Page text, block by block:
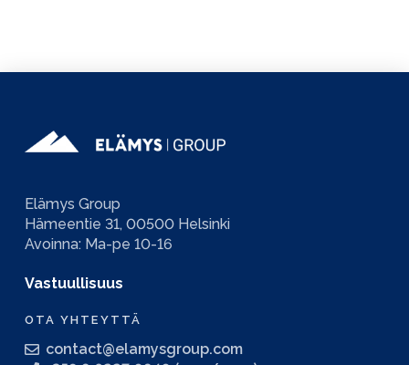
Elämys Group
Hämeentie 31, 00500 Helsinki
Avoinna: Ma-pe 10-16
Vastuullisuus
OTA YHTEYTTÄ
contact@elamysgroup.com